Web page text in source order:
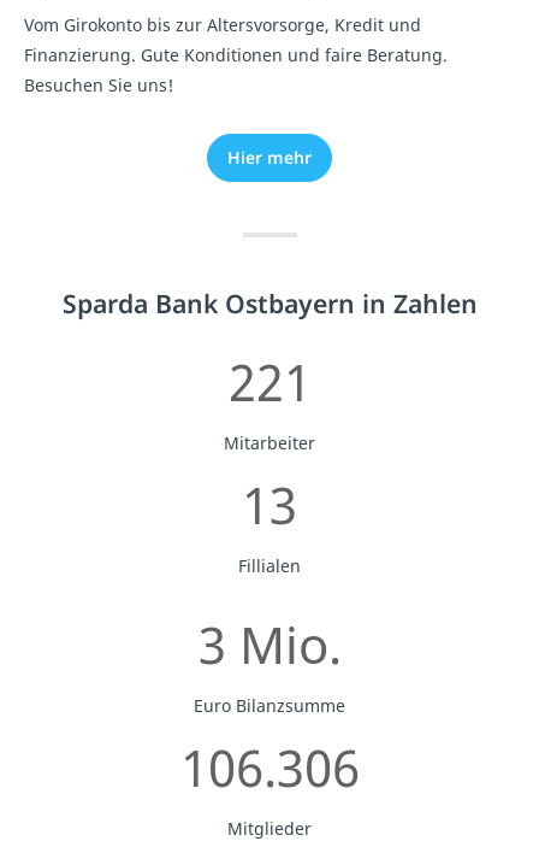
Vom Girokonto bis zur Altersvorsorge, Kredit und
Finanzierung. Gute Konditionen und faire Beratung.
Besuchen Sie uns!
Hier mehr
Sparda Bank Ostbayern in Zahlen
221
Mitarbeiter
13
Fillialen
3 Mio.
Euro Bilanzsumme
106.306
Mitglieder